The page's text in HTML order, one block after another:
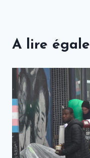
A lire